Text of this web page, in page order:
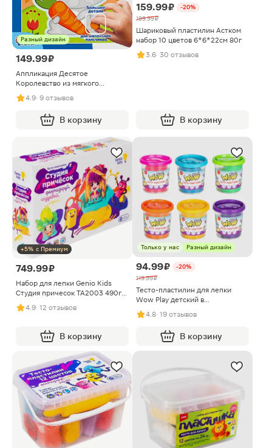
Разный дизайн
149.99 ₽
Аппликация Десятое
Королевство из мягкого
пластика фигурные блоки в
ассортименте
4.9· 9 отзывов
В корзину
159.99 ₽
-20%
199.99 ₽
Шариковый пластилин Астком
набор 10 цветов 6*6*22см 80г
3.6· 30 отзывов
В корзину
+5% с Премиум
749.99 ₽
Набор для лепки Genio Kids
Студия причесок TA2003 490г
24.5*17*6см
4.9· 12 отзывов
В корзину
Только у нас Разный дизайн
94.99 ₽
-20%
119.99 ₽
Тесто-пластилин для лепки
Wow Play детский в
ассортименте
4.8· 19 отзывов
В корзину